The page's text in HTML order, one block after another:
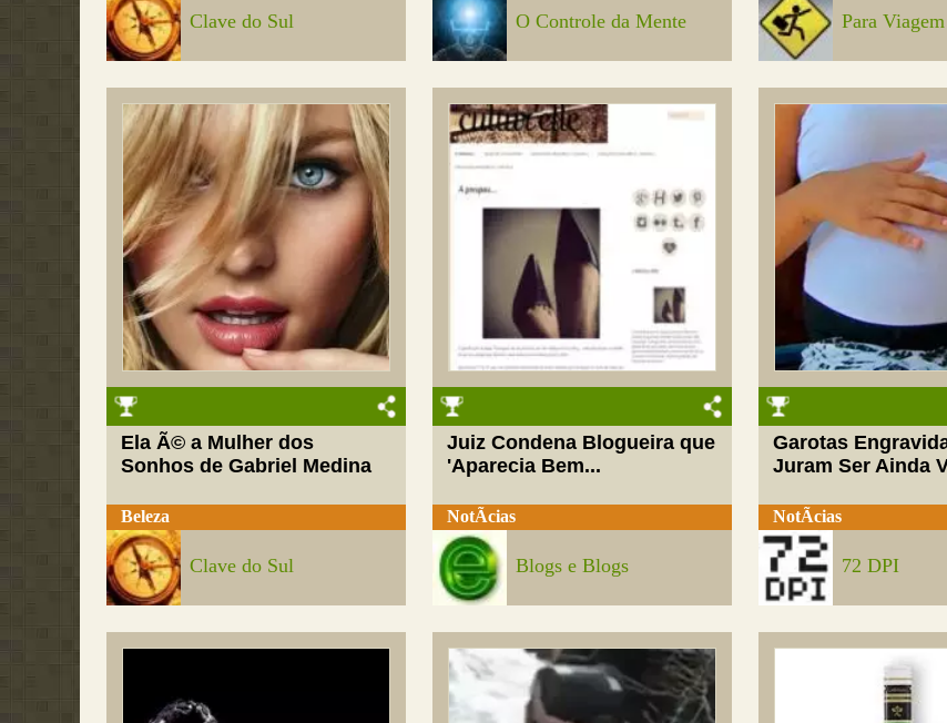
Clave do Sul O Controle da Mente Para Viagem
Ela Ã© a Mulher dos
Sonhos de Gabriel Medina
Beleza
Clave do Sul
Juiz Condena Blogueira que
'Aparecia Bem...
NotÃ­cias
Blogs e Blogs
Garotas
Juram Ser Ainda
NotÃ­cias
72 DPI